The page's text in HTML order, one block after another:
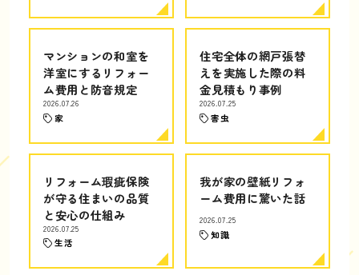
マンションの和室を
洋室にするリフォー
ム費用と防音規定
2026.07.26
家
住宅全体の網戸張替
えを実施した際の料
金見積もり事例
2026.07.25
害虫
リフォーム瑕疵保険
が守る住まいの品質
と安心の仕組み
2026.07.25
生活
我が家の壁紙リフォ
ーム費用に驚いた話
2026.07.25
知識